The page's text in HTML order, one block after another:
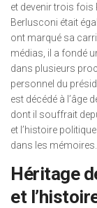
et devenir trois fois
Berlusconi était
ont marqué sa
médias, il a fondé
dans plusieurs
personnel du
est décédé à l’âge
dont il souffrait
et l’histoire
dans les mémoires.
Héritage
et